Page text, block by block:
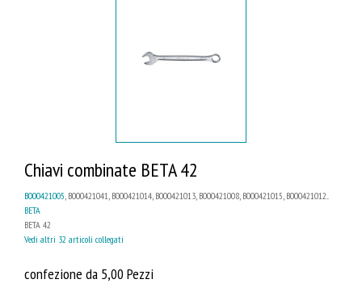
Chiavi combinate BETA 42
B000421005, B000421041, B000421014, B000421013, B000421008, B000421015, B000421012...
BETA
BETA 42
Vedi altri 32 articoli collegati
confezione da 5,00 Pezzi